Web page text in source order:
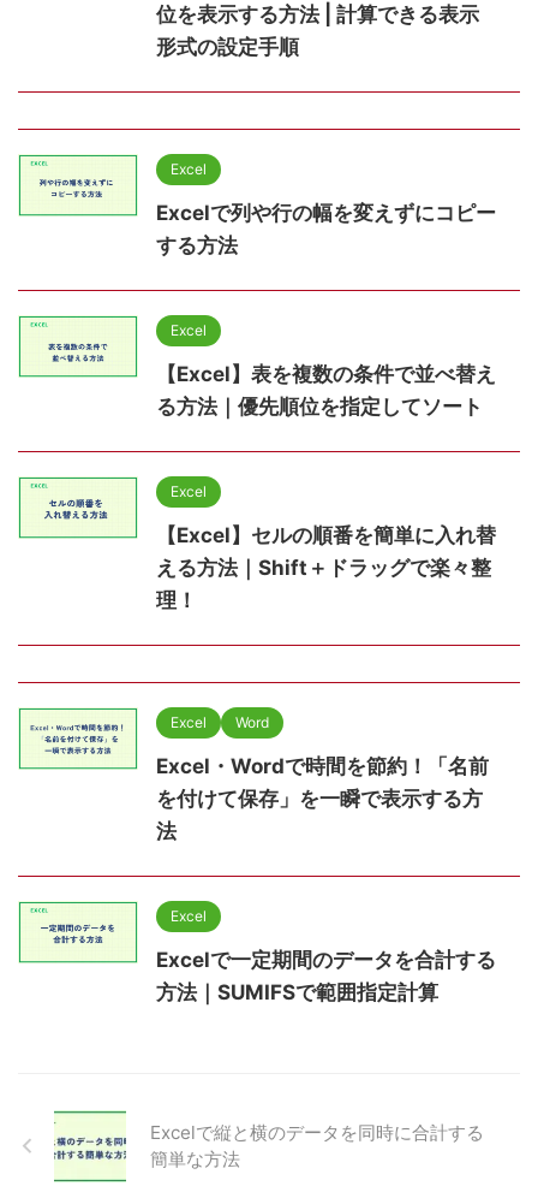
位を表示する方法 | 計算できる表示
形式の設定手順
Excel
Excelで列や行の幅を変えずにコピー
する方法
Excel
【Excel】表を複数の条件で並べ替え
る方法｜優先順位を指定してソート
Excel
【Excel】セルの順番を簡単に入れ替
える方法｜Shift＋ドラッグで楽々整
理！
Excel Word
Excel・Wordで時間を節約！「名前
を付けて保存」を一瞬で表示する方
法
Excel
Excelで一定期間のデータを合計する
方法｜SUMIFSで範囲指定計算
Excelで縦と横のデータを同時に合計する
簡単な方法